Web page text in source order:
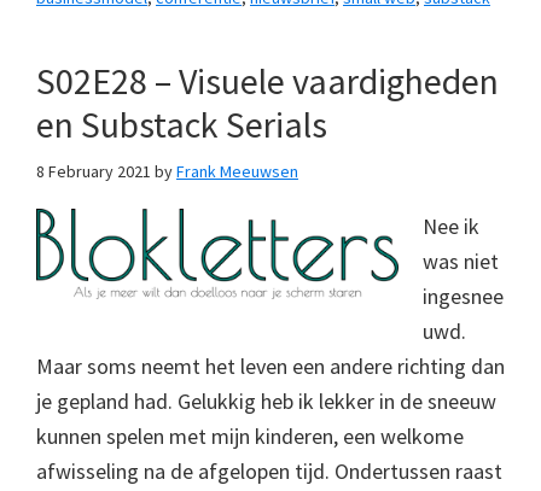
S02E28 – Visuele vaardigheden
en Substack Serials
8 February 2021 byFrank Meeuwsen
Nee ik
was niet
ingesnee
uwd.
Maar soms neemt het leven een andere richting dan
je gepland had. Gelukkig heb ik lekker in de sneeuw
kunnen spelen met mijn kinderen, een welkome
afwisseling na de afgelopen tijd. Ondertussen raast